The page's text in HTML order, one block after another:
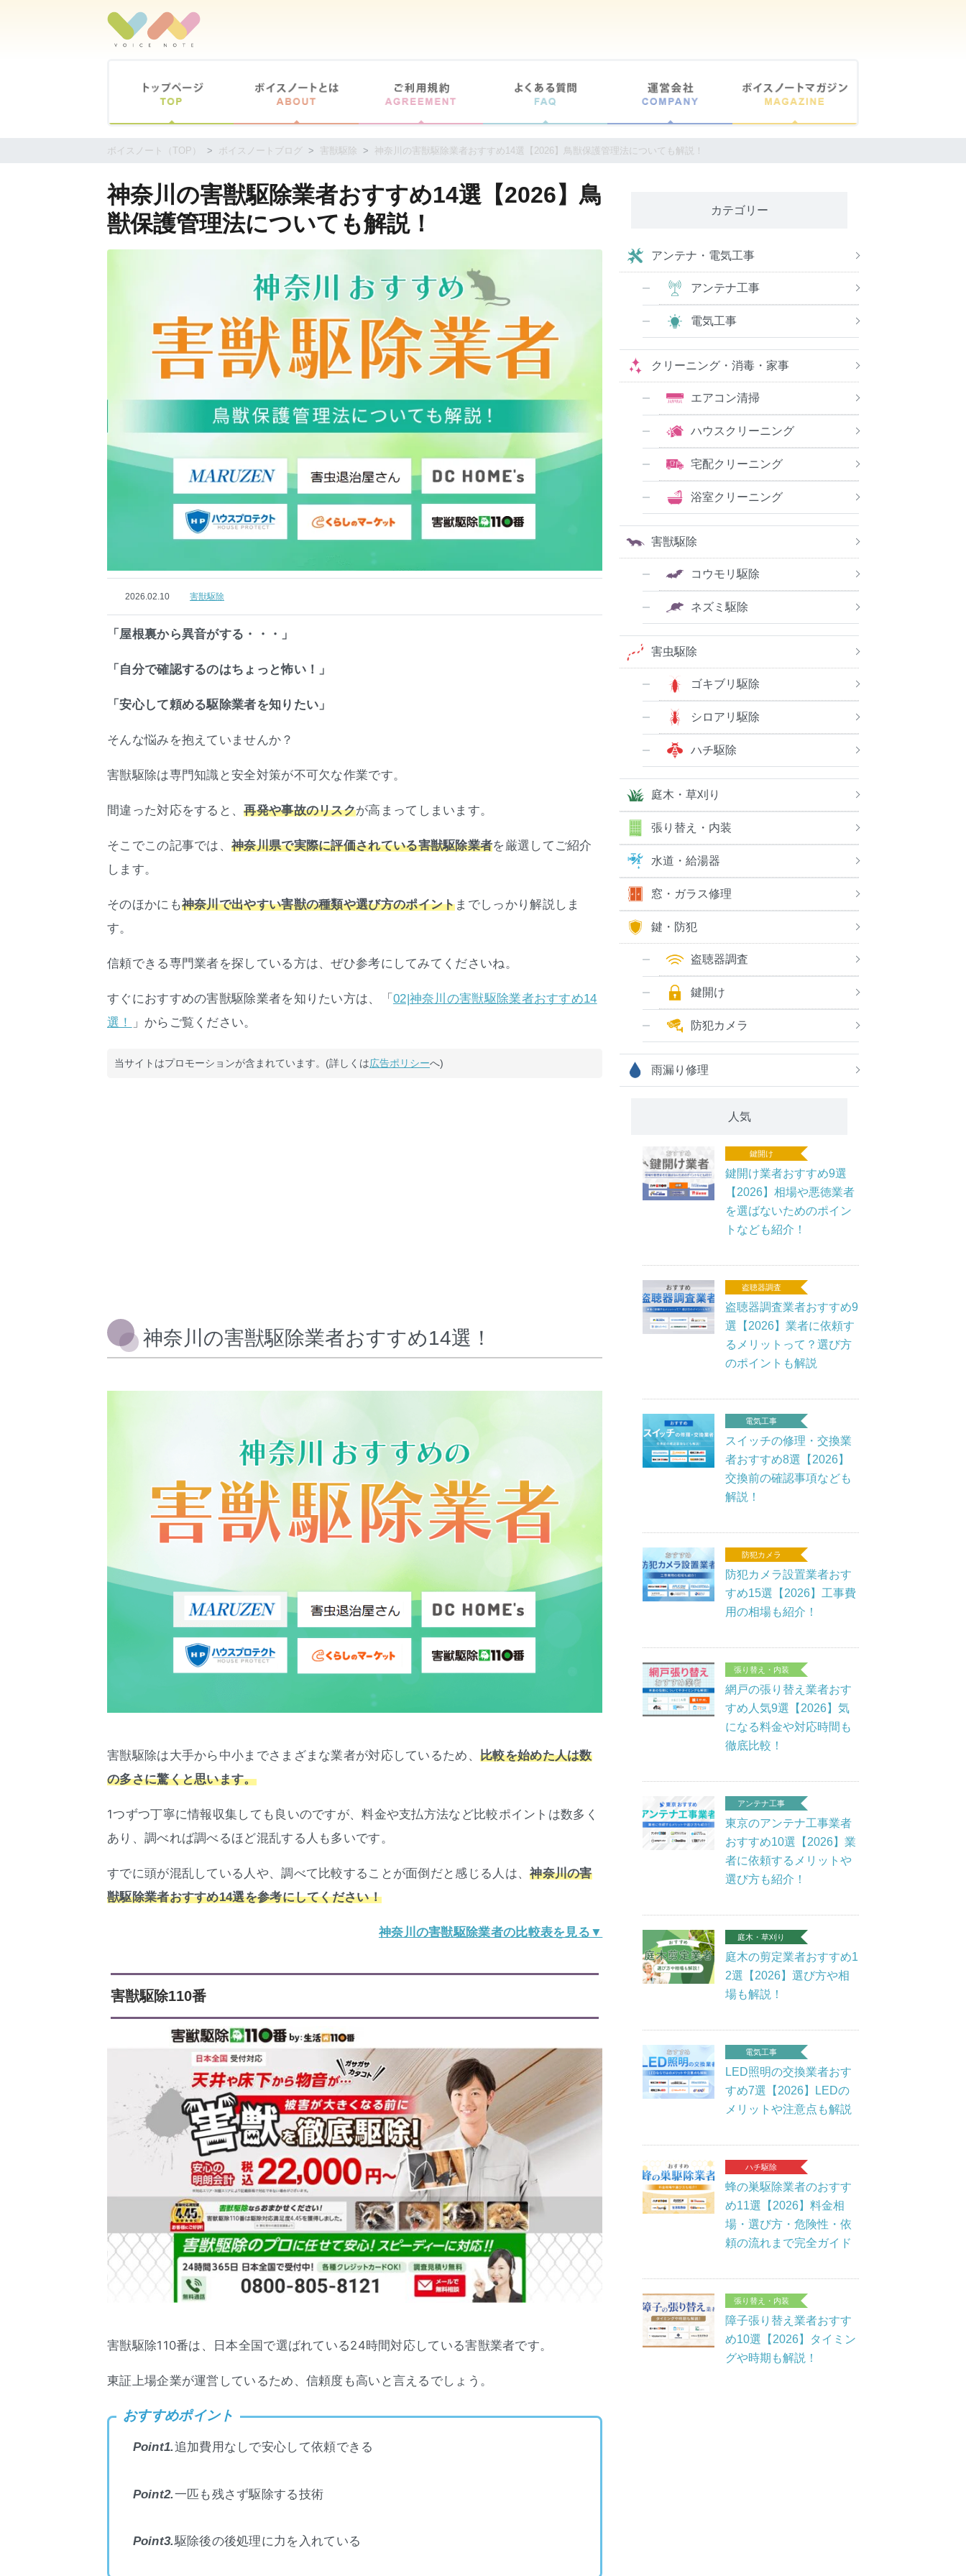
ボイスノート（TOP） ボイスノートブログ 害獣駆除 神奈川の害獣駆除業者おすすめ14選【2026】鳥獣保護管理法についても解説！
神奈川の害獣駆除業者おすすめ14選【2026】鳥
獣保護管理法についても解説！
2026.02.10 害獣駆除
「屋根裏から異音がする・・・」
「自分で確認するのはちょっと怖い！」
「安心して頼める駆除業者を知りたい」
そんな悩みを抱えていませんか？
害獣駆除は専門知識と安全対策が不可欠な作業です。
間違った対応をすると、再発や事故のリスクが高まってしまいます。
そこでこの記事では、 神奈川県で実際に評価されている害獣駆除業者を厳選してご紹介
します。
そのほかにも神奈川で出やすい害獣の種類や選び方のポイントまでしっかり解説しま
す。
信頼できる専門業者を探している方は、ぜひ参考にしてみてくださいね。
すぐにおすすめの害獣駆除業者を知りたい方は、「 02|神奈川の害獣駆除業者おすすめ14
選！
」からご覧ください。
当サイトはプロモーションが含まれています。(詳しくは広告ポリシーへ)
神奈川の害獣駆除業者おすすめ14選！
害獣駆除は大手から中小までさまざまな業者が対応しているため、 比較を始めた人は数
の多さに驚くと思います。
1つずつ丁寧に情報収集しても良いのですが、料金や支払方法など比較ポイントは数多く
あり、調べれば調べるほど混乱する人も多いです。
すでに頭が混乱している人や、調べて比較することが面倒だと感じる人は、神奈川の害
獣駆除業者おすすめ14選を参考にしてください！
神奈川の害獣駆除業者の比較表を見る▼
害獣駆除110番
害獣駆除110番は、日本全国で選ばれている24時間対応している害獣業者です。
東証上場企業が運営しているため、信頼度も高いと言えるでしょう。
おすすめポイント
Point1.追加費用なしで安心して依頼できる
Point2.一匹も残さず駆除する技術
Point3.駆除後の後処理に力を入れている
カテゴリー
アンテナ・電気工事
アンテナ工事
電気工事
クリーニング・消毒・家事
エアコン清掃
ハウスクリーニング
宅配クリーニング
浴室クリーニング
害獣駆除
コウモリ駆除
ネズミ駆除
害虫駆除
ゴキブリ駆除
シロアリ駆除
ハチ駆除
庭木・草刈り
張り替え・内装
水道・給湯器
窓・ガラス修理
鍵・防犯
盗聴器調査
鍵開け
防犯カメラ
雨漏り修理
人気
鍵開け
鍵開け業者おすすめ9選
【2026】相場や悪徳業者
を選ばないためのポイン
トなども紹介！
盗聴器調査
盗聴器調査業者おすすめ9
選【2026】業者に依頼す
るメリットって？選び方
のポイントも解説
電気工事
スイッチの修理・交換業
者おすすめ8選【2026】
交換前の確認事項なども
解説！
防犯カメラ
防犯カメラ設置業者おす
すめ15選【2026】工事費
用の相場も紹介！
張り替え・内装
網戸の張り替え業者おす
すめ人気9選【2026】気
になる料金や対応時間も
徹底比較！
アンテナ工事
東京のアンテナ工事業者
おすすめ10選【2026】業
者に依頼するメリットや
選び方も紹介！
庭木・草刈り
庭木の剪定業者おすすめ1
2選【2026】選び方や相
場も解説！
電気工事
LED照明の交換業者おす
すめ7選【2026】LEDの
メリットや注意点も解説
ハチ駆除
蜂の巣駆除業者のおすす
め11選【2026】料金相
場・選び方・危険性・依
頼の流れまで完全ガイド
張り替え・内装
障子張り替え業者おすす
め10選【2026】タイミン
グや時期も解説！